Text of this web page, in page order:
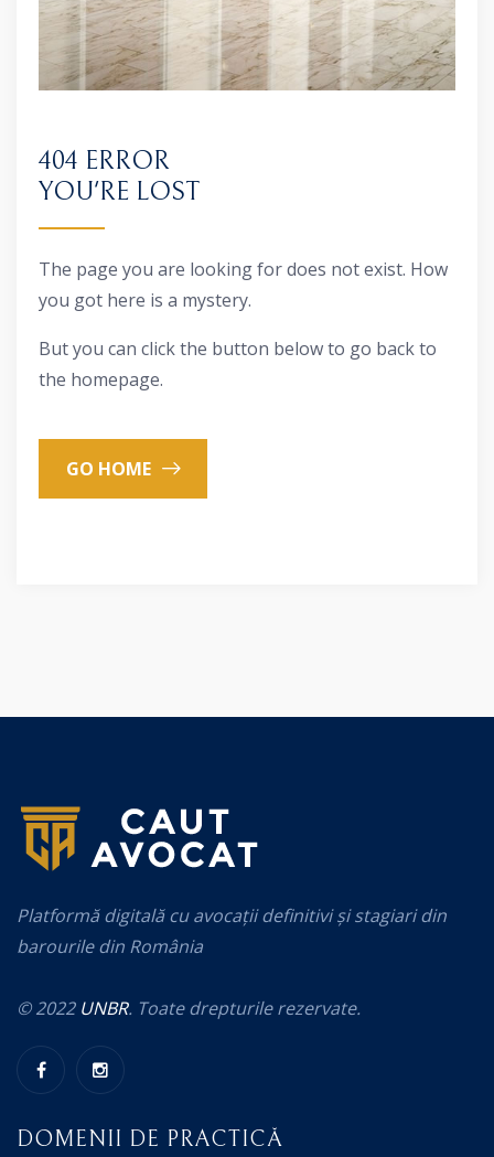
404 ERROR
YOU'RE LOST
The page you are looking for does not exist. How
you got here is a mystery.
But you can click the button below to go back to
the homepage.
GO HOME
Platformă digitală cu avocații definitivi și stagiari din
barourile din România
© 2022 UNBR. Toate drepturile rezervate.
DOMENII DE PRACTICĂ